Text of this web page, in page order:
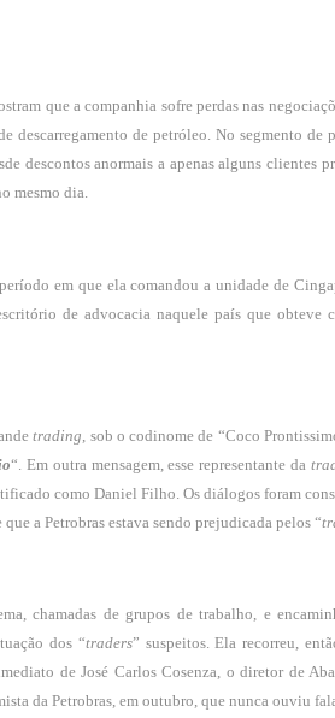
que a companhia sofre perdas nas
descarregamento de petróleo. No segmento de
descontos anormais a apenas alguns clientes
mesmo dia.
em que ela comandou a unidade de
de advocacia naquele país que obteve
trading , sob o codinome de “Coco
“. Em outra mensagem, esse representante da
como Daniel Filho. Os diálogos foram
que a Petrobras estava sendo prejudicada pelos “
chamadas de grupos de trabalho, e
dos “traders” suspeitos. Ela recorreu,
de José Carlos Cosenza, o diretor de
da Petrobras, em outubro, que nunca ouviu